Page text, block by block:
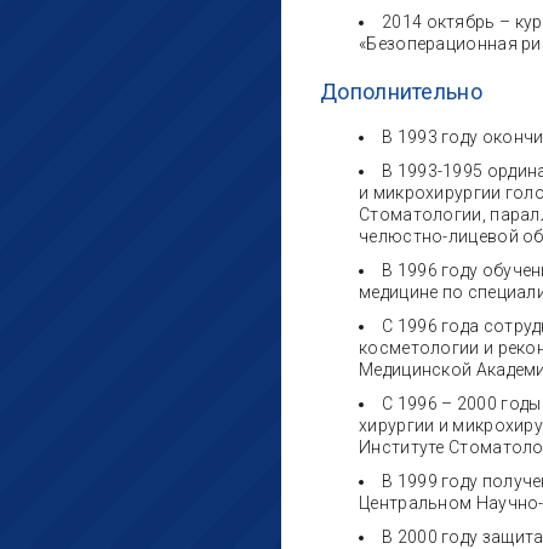
2014 октябрь –
«Безоперационная
Дополнительно
В 1993 году
В 1993-1995
и микрохирургии
Стоматологии,
челюстно-лицевой
В 1996 году
медицине по
С 1996 года
косметологии и
Медицинской
С 1996 – 2000
хирургии и
Институте
В 1999 году
Центральном
В 2000 году